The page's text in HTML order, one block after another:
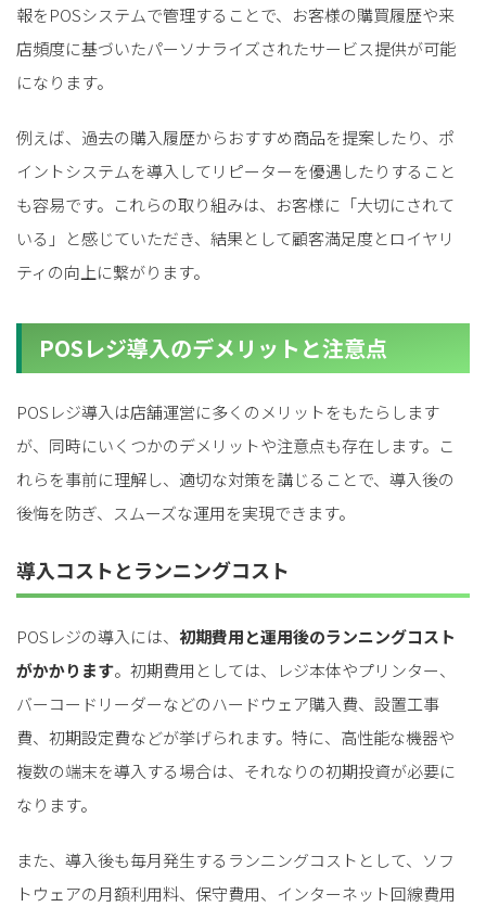
報をPOSシステムで管理することで、お客様の購買履歴や来
店頻度に基づいたパーソナライズされたサービス提供が可能
になります。
例えば、過去の購入履歴からおすすめ商品を提案したり、ポ
イントシステムを導入してリピーターを優遇したりすること
も容易です。これらの取り組みは、お客様に「大切にされて
いる」と感じていただき、結果として顧客満足度とロイヤリ
ティの向上に繋がります。
POSレジ導入のデメリットと注意点
POSレジ導入は店舗運営に多くのメリットをもたらします
が、同時にいくつかのデメリットや注意点も存在します。こ
れらを事前に理解し、適切な対策を講じることで、導入後の
後悔を防ぎ、スムーズな運用を実現できます。
導入コストとランニングコスト
POSレジの導入には、 初期費用と運用後のランニングコスト
がかかります。初期費用としては、レジ本体やプリンター、
バーコードリーダーなどのハードウェア購入費、設置工事
費、初期設定費などが挙げられます。特に、高性能な機器や
複数の端末を導入する場合は、それなりの初期投資が必要に
なります。
また、導入後も毎月発生するランニングコストとして、ソフ
トウェアの月額利用料、保守費用、インターネット回線費用